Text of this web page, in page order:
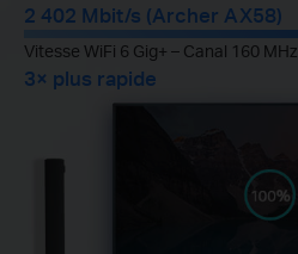
2 402 Mbit/s (Archer AX58)
Vitesse WiFi 6 Gig+ – Canal 160 MHz
3× plus rapide